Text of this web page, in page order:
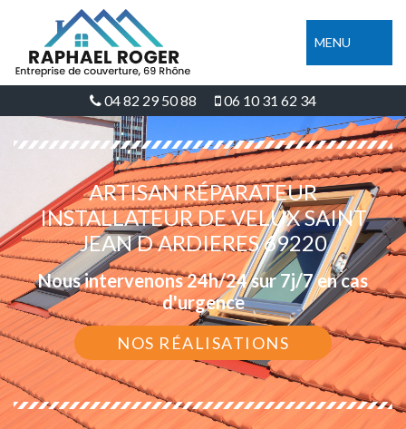
MENU
04 82 29 50 88 06 10 31 62 34
ARTISAN RÉPARATEUR
INSTALLATEUR DE VELUX SAINT
JEAN D ARDIERES 69220
Nous intervenons 24h/24 sur 7j/7 en cas
d'urgence
NOS RÉALISATIONS